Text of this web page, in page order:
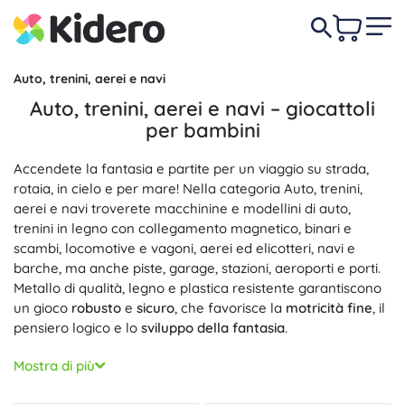
Auto, trenini, aerei e navi
Auto, trenini, aerei e navi – giocattoli
per bambini
Accendete la fantasia e partite per un viaggio su strada,
rotaia, in cielo e per mare! Nella categoria Auto, trenini,
aerei e navi troverete macchinine e modellini di auto,
trenini in legno con collegamento magnetico, binari e
scambi, locomotive e vagoni, aerei ed elicotteri, navi e
barche, ma anche piste, garage, stazioni, aeroporti e porti.
Metallo di qualità, legno e plastica resistente garantiscono
un gioco robusto e sicuro, che favorisce la motricità fine, il
pensiero logico e lo sviluppo della fantasia.
Gli amanti del traffico urbano sceglieranno le
macchinine, monoposto da corsa, mezzi del trasporto
Mostra di più